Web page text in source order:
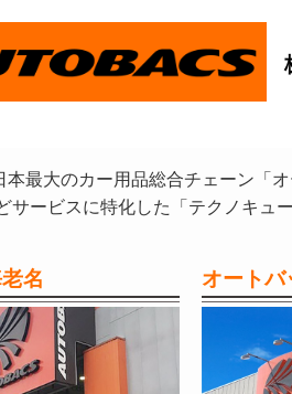
本最大のカー用品総合チェーン「
サービスに特化した「テクノキュ
名 オートバ